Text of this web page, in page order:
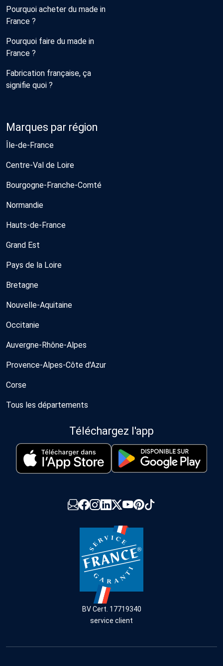
Pourquoi acheter du made in
France ?
Pourquoi faire du made in
France ?
Fabrication française, ça
signifie quoi ?
Marques par région
Île-de-France
Centre-Val de Loire
Bourgogne-Franche-Comté
Normandie
Hauts-de-France
Grand Est
Pays de la Loire
Bretagne
Nouvelle-Aquitaine
Occitanie
Auvergne-Rhône-Alpes
Provence-Alpes-Côte d'Azur
Corse
Tous les départements
Téléchargez l'app
BV Cert. 17719340
service client